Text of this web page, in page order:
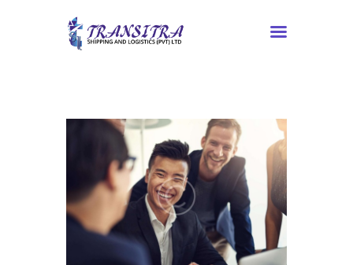
About Us
Contacts
Tracking